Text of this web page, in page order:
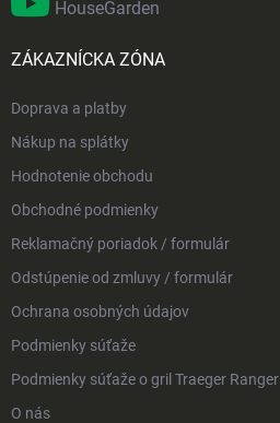
HouseGarden
ZÁKAZNÍCKA ZÓNA
Doprava a platby
Nákup na splátky
Hodnotenie obchodu
Obchodné podmienky
Reklamačný poriadok / formulár
Odstúpenie od zmluvy / formulár
Ochrana osobných údajov
Podmienky súťaže
Podmienky súťaže o gril Traeger Ranger
O nás